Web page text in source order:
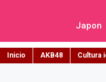
Japon
Inicio AKB48 Cultura